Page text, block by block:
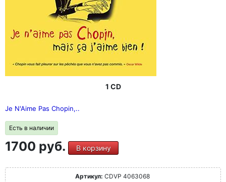
1 CD
Je N'Aime Pas Chopin,..
Есть в наличии
1700 руб. В корзину
Артикул: CDVP 4063068